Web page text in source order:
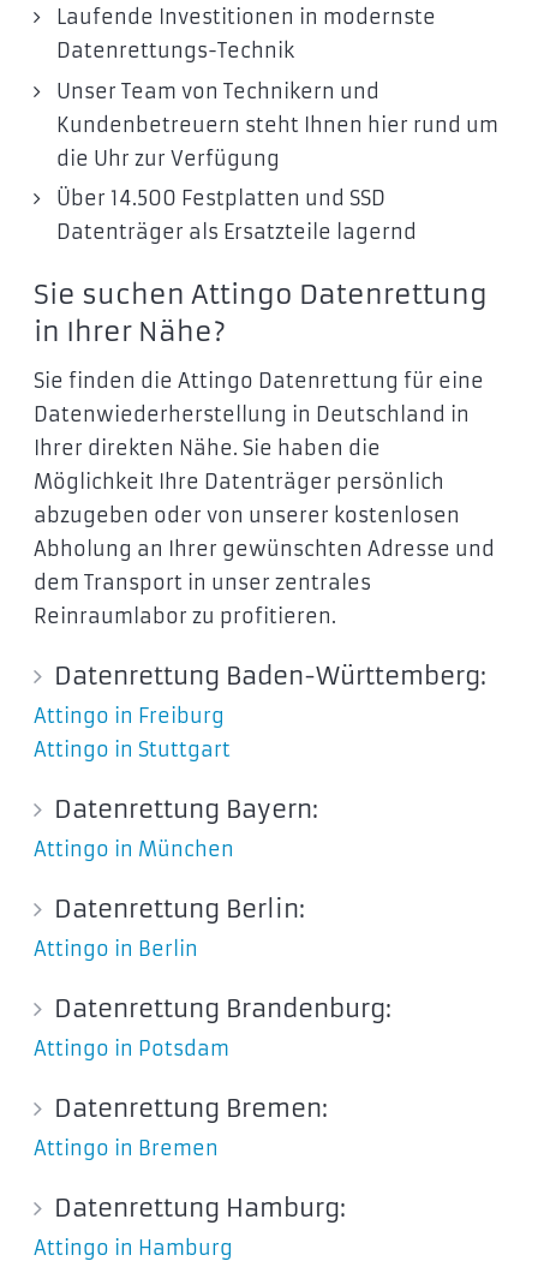
Laufende Investitionen in modernste
Datenrettungs-Technik
Unser Team von Technikern und
Kundenbetreuern steht Ihnen hier rund um
die Uhr zur Verfügung
Über 14.500 Festplatten und SSD
Datenträger als Ersatzteile lagernd
Sie suchen Attingo Datenrettung
in Ihrer Nähe?
Sie finden die Attingo Datenrettung für eine
Datenwiederherstellung in Deutschland in
Ihrer direkten Nähe. Sie haben die
Möglichkeit Ihre Datenträger persönlich
abzugeben oder von unserer kostenlosen
Abholung an Ihrer gewünschten Adresse und
dem Transport in unser zentrales
Reinraumlabor zu profitieren.
Datenrettung Baden-Württemberg:
Attingo in Freiburg
Attingo in Stuttgart
Datenrettung Bayern:
Attingo in München
Datenrettung Berlin:
Attingo in Berlin
Datenrettung Brandenburg:
Attingo in Potsdam
Datenrettung Bremen:
Attingo in Bremen
Datenrettung Hamburg:
Attingo in Hamburg